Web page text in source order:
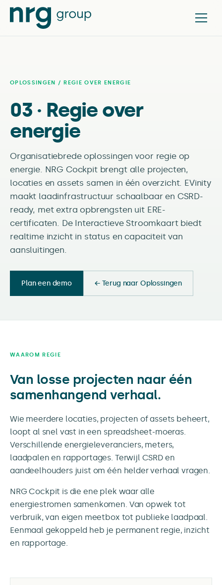
OPLOSSINGEN / REGIE OVER ENERGIE
03 · Regie over
energie
Organisatiebrede oplossingen voor regie op
energie. NRG Cockpit brengt alle projecten,
locaties en assets samen in één overzicht. EVinity
maakt laadinfrastructuur schaalbaar en CSRD-
ready, met extra opbrengsten uit ERE-
certificaten. De Interactieve Stroomkaart biedt
realtime inzicht in status en capaciteit van
aansluitingen.
Plan een demo ← Terug naar Oplossingen
WAAROM REGIE
Van losse projecten naar één
samenhangend verhaal.
Wie meerdere locaties, projecten of assets beheert,
loopt al snel vast in een spreadsheet-moeras.
Verschillende energieleveranciers, meters,
laadpalen en rapportages. Terwijl CSRD en
aandeelhouders juist om één helder verhaal vragen.
NRG Cockpit is die ene plek waar alle
energiestromen samenkomen. Van opwek tot
verbruik, van eigen meetbox tot publieke laadpaal.
Eenmaal gekoppeld heb je permanent regie, inzicht
en rapportage.